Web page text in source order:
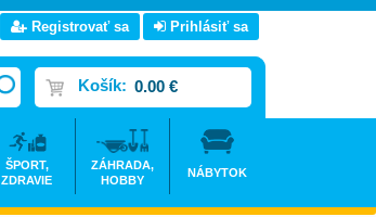
Registrovať sa Prihlásiť sa
Košík: 0.00 €
ŠPORT,
ZDRAVIE
ZÁHRADA,
HOBBY
NÁBYTOK